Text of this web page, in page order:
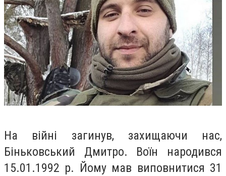
На війні загинув, захищаючи нас,
Біньковський Дмитро. Воїн народився
15.01.1992 р. Йому мав виповнитися 31